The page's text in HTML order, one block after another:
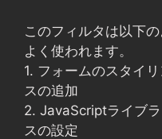
このフィルタは以下
よく使われます。
1. フォームのスタイ
スの追加
2. JavaScriptライブ
スの設定